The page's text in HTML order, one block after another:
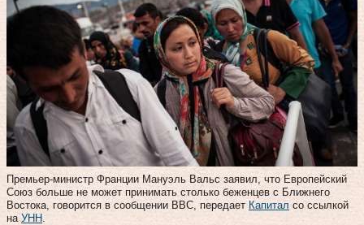
Премьер-министр Франции Мануэль Вальс заявил, что Европейский
Союз больше не может принимать столько беженцев с Ближнего
Востока, говорится в сообщении ВВС, передает Капитал со ссылкой
на УНН